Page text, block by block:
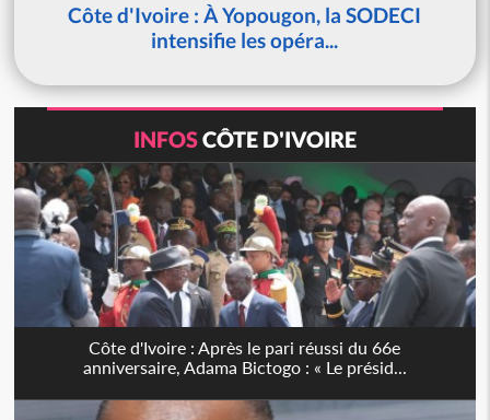
Côte d'Ivoire : À Yopougon, la SODECI
intensifie les opéra...
INFOSCÔTE D'IVOIRE
Côte d'Ivoire : Après le pari réussi du 66e
anniversaire, Adama Bictogo : « Le présid...